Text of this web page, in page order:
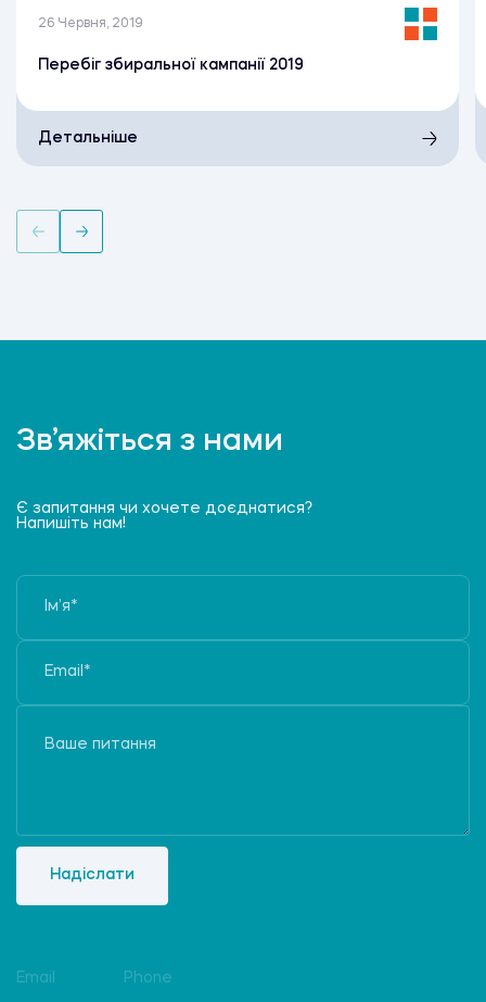
26 Червня, 2019
Перебіг збиральної кампанії 2019
Детальніше
Зв’яжіться з нами
Є запитання чи хочете доєднатися?
Напишіть нам!
Надіслати
Email Phone